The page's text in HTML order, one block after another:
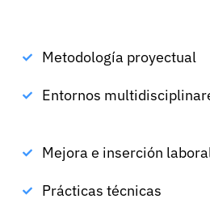
Metodología proyectual
Entornos
Mejora e inserción
Prácticas técnicas